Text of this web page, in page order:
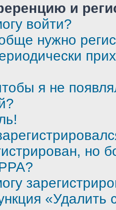
и
войти?
нужно
я не
но
«Удалить